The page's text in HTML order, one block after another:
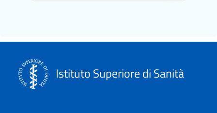
Istituto Superiore di Sanità